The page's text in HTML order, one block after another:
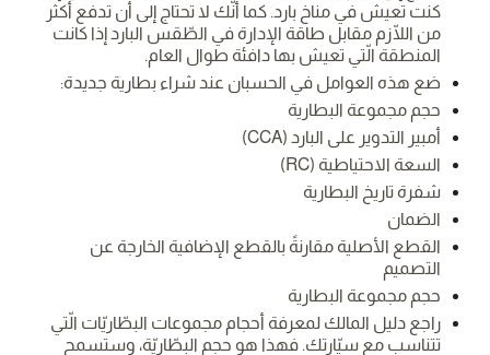
كنت تعيش في مناخ بارد. كما أنّك لا تحتاج إلى أن تدفع أكثر
من اللّازم مقابل طاقة الإدارة في الطّقس البارد إذا كانت
المنطقة الّتي تعيش بها دافئة طوال العام.
ضع هذه العوامل في الحسبان عند شراء بطارية جديدة:
حجم مجموعة البطارية
أمبير التدوير على البارد (CCA)
السعة الاحتياطية (RC)
شفرة تاريخ البطارية
الضمان
القطع الأصلية مقارنةً بالقطع الإضافية الخارجة عن
التصميم
حجم مجموعة البطارية
راجع دليل المالك لمعرفة أحجام مجموعات البطّاريّات الّتي
تتناسب مع سيّارتك. فهذا هو حجم البطّاريّة، وستسمح